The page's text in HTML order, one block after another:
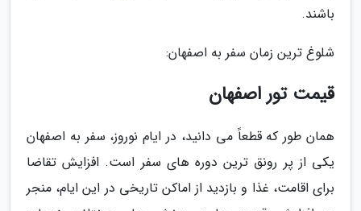
باشند.
شلوغ ترین زمان سفر به اصفهان:
قیمت تور اصفهان
همان طور که قطعاً می دانید، در ایام نوروز، سفر به اصفهان
یکی از پر رونق ترین دوره های سفر است. افزایش تقاضا
برای اقامت، غذا و بازدید از اماکن تاریخی در این ایام، منجر